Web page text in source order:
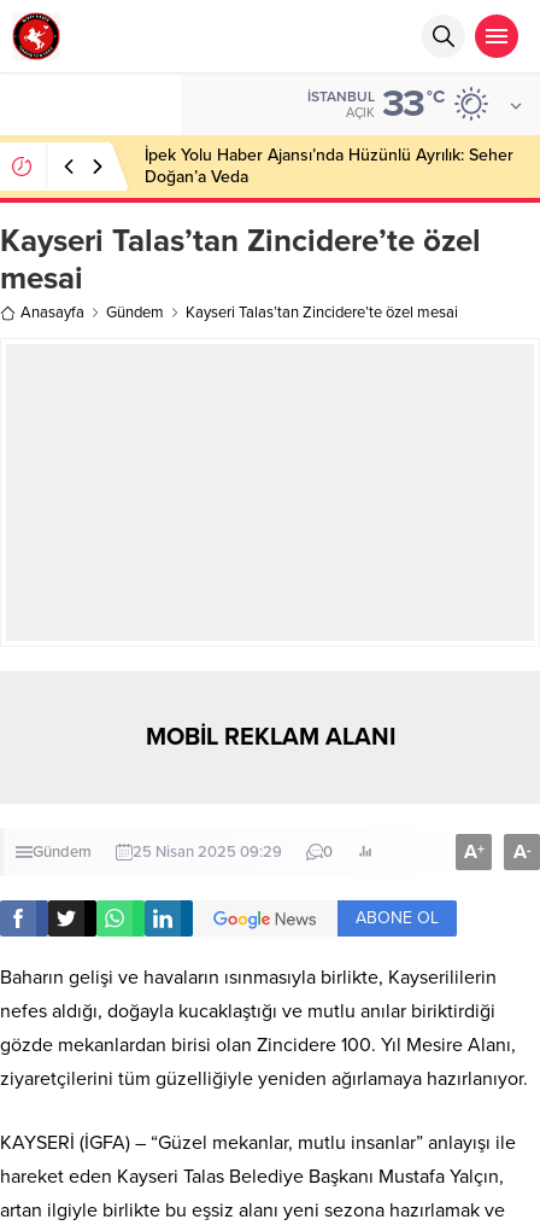
İSTANBUL
AÇIK 33°C
İpek Yolu Haber Ajansı’nda Hüzünlü Ayrılık: Seher
Doğan’a Veda
Kayseri Talas’tan Zincidere’te özel
mesai
Anasayfa Gündem Kayseri Talas’tan Zincidere’te özel mesai
MOBİL REKLAM ALANI
Gündem 25 Nisan 2025 09:29 0 A+ A-
ABONE OL
Baharın gelişi ve havaların ısınmasıyla birlikte, Kayserililerin
nefes aldığı, doğayla kucaklaştığı ve mutlu anılar biriktirdiği
gözde mekanlardan birisi olan Zincidere 100. Yıl Mesire Alanı,
ziyaretçilerini tüm güzelliğiyle yeniden ağırlamaya hazırlanıyor.
KAYSERİ (İGFA) – “Güzel mekanlar, mutlu insanlar” anlayışı ile
hareket eden Kayseri Talas Belediye Başkanı Mustafa Yalçın,
artan ilgiyle birlikte bu eşsiz alanı yeni sezona hazırlamak ve